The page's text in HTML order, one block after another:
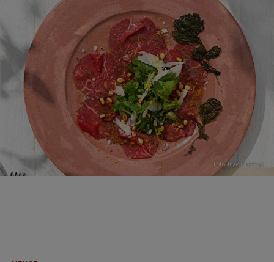
Foto: Ingo Eisenhut